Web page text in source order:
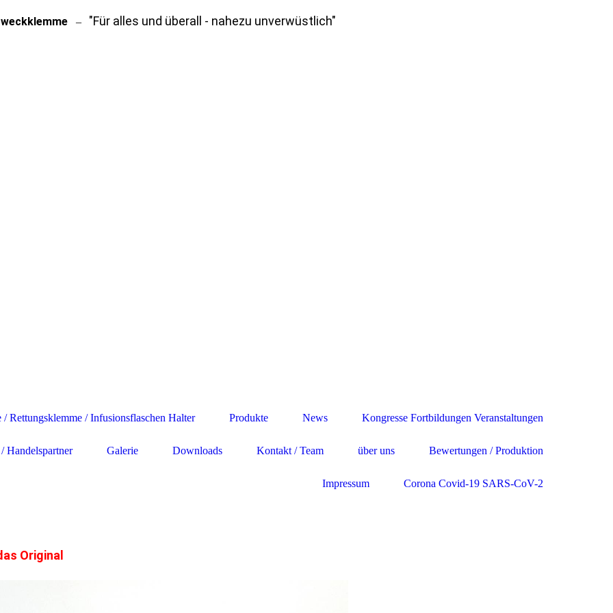
– "Für alles und überall - nahezu unverwüstlich"
Rettungsklemme / Infusionsflaschen Halter Produkte News Kongresse Fortbildungen Veranstaltungen
Handelspartner Galerie Downloads Kontakt / Team über uns Bewertungen / Produktion
Impressum Corona Covid-19 SARS-CoV-2
Original